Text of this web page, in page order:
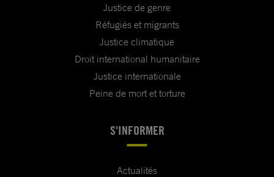
Justice de genre
Réfugiés et migrants
Justice climatique
Droit international humanitaire
Justice internationale
Peine de mort et torture
S'INFORMER
Actualités